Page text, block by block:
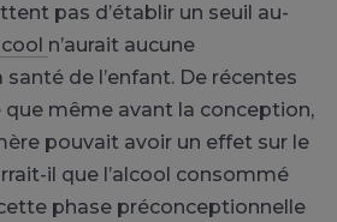
pas d’établir un seuil au-
n’aurait aucune
de l’enfant. De récentes
même avant la conception,
pouvait avoir un effet sur le
il que l’alcool consommé
phase préconceptionnelle